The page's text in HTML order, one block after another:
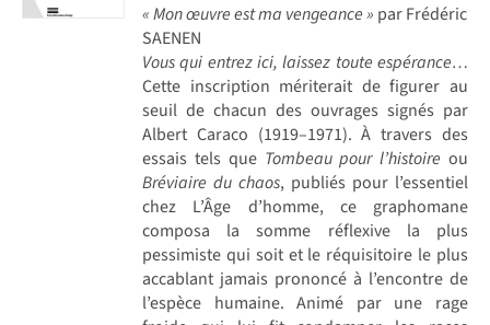
« Mon œuvre est ma vengeance » par Frédéric
SAENEN
Vous qui entrez ici, laissez toute espérance…
Cette inscription mériterait de figurer au
seuil de chacun des ouvrages signés par
Albert Caraco (1919–1971). À travers des
essais tels que Tombeau pour l’histoire ou
Bréviaire du chaos, publiés pour l’essentiel
chez L’Âge d’homme, ce graphomane
composa la somme réflexive la plus
pessimiste qui soit et le réquisitoire le plus
accablant jamais prononcé à l’encontre de
l’espèce humaine. Animé par une rage